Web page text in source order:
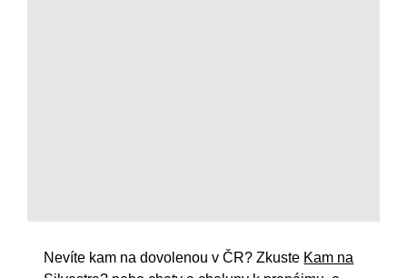
Nevíte kam na dovolenou v ČR? Zkuste Kam na